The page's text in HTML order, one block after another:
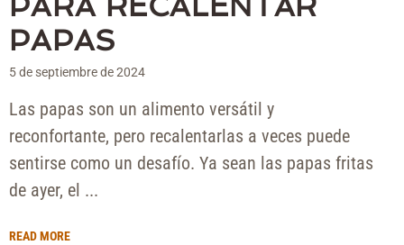
PAPAS
5 de septiembre de 2024
Las papas son un alimento versátil y
reconfortante, pero recalentarlas a veces puede
sentirse como un desafío. Ya sean las papas fritas
de ayer, el ...
READ MORE